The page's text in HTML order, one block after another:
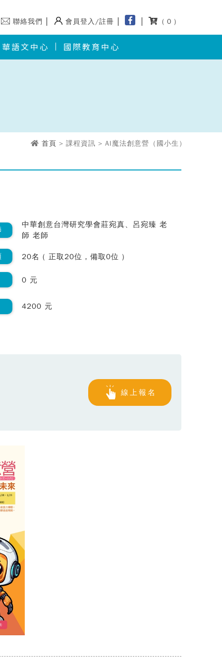
聯絡我們 會員登入/註冊 ( 0 )
華語文中心 國際教育中心
首頁 > 課程資訊 > AI魔法創意營（國小生）
中華創意台灣研究學會莊宛真、呂宛臻 老
師 老師
20名 ( 正取20位，備取0位 )
0 元
4200 元
線上報名